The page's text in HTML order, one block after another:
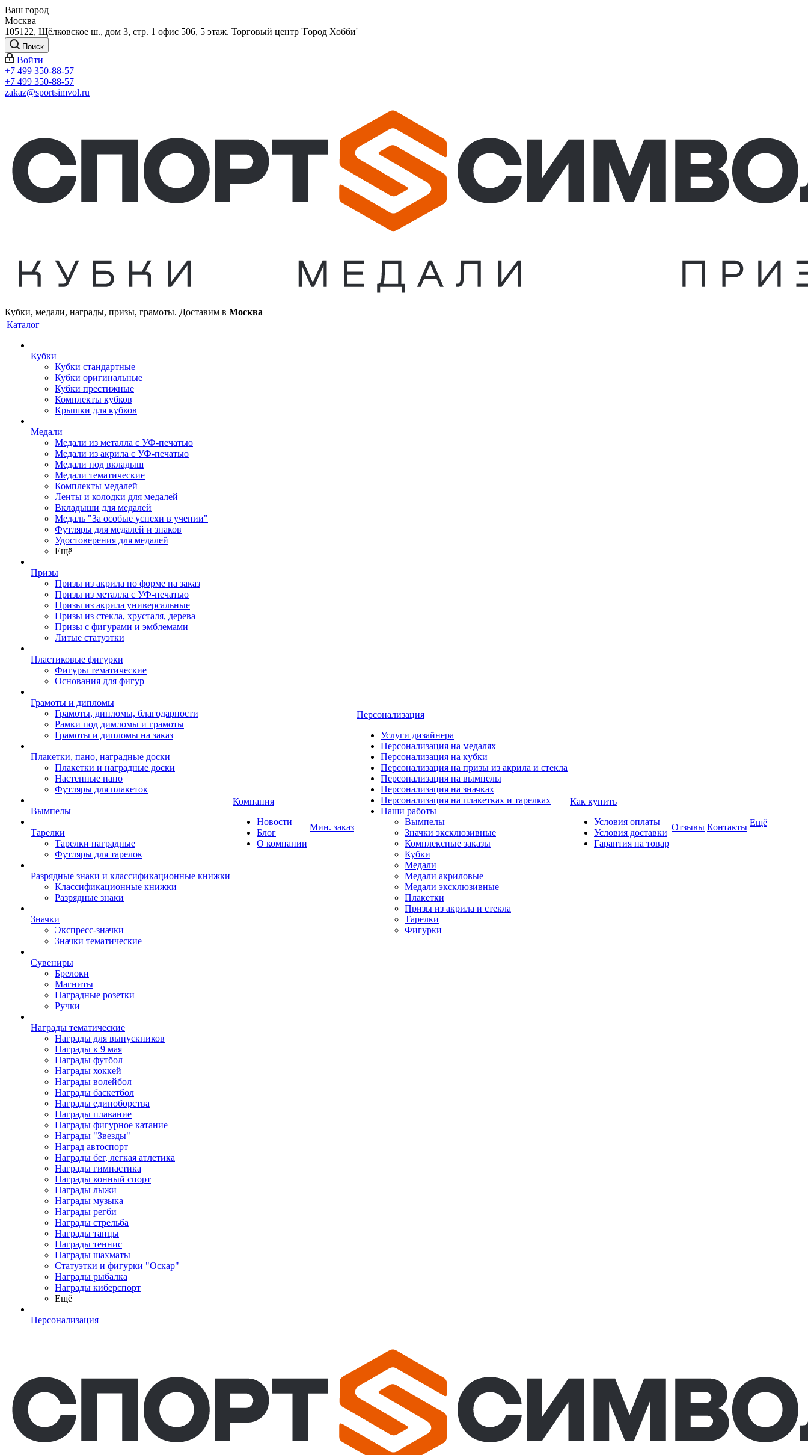
Ваш город
Москва
105122, Щёлковское ш., дом 3, стр. 1 офис 506, 5 этаж. Торговый центр 'Город Хобби'
Поиск
Войти
+7 499 350-88-57
+7 499 350-88-57
zakaz@sportsimvol.ru
Кубки, медали, награды, призы, грамоты. Доставим в Москва
Каталог
Кубки
Кубки стандартные
Кубки оригинальные
Кубки престижные
Комплекты кубков
Крышки для кубков
Медали
Медали из металла с УФ-печатью
Медали из акрила с УФ-печатью
Медали под вкладыш
Медали тематические
Комплекты медалей
Ленты и колодки для медалей
Вкладыши для медалей
Медаль "За особые успехи в учении"
Футляры для медалей и знаков
Удостоверения для медалей
Ещё
Призы
Призы из акрила по форме на заказ
Призы из металла с УФ-печатью
Призы из акрила универсальные
Призы из стекла, хрусталя, дерева
Призы с фигурами и эмблемами
Литые статуэтки
Пластиковые фигурки
Фигуры тематические
Основания для фигур
Грамоты и дипломы
Грамоты, дипломы, благодарности
Рамки под димломы и грамоты
Грамоты и дипломы на заказ
Плакетки, пано, наградные доски
Плакетки и наградные доски
Настенные пано
Футляры для плакеток
Вымпелы
Тарелки
Тарелки наградные
Футляры для тарелок
Разрядные знаки и классификационные книжки
Классификационные книжки
Разрядные знаки
Значки
Экспресс-значки
Значки тематические
Сувениры
Брелоки
Магниты
Наградные розетки
Ручки
Награды тематические
Награды для выпускников
Награды к 9 мая
Награды футбол
Награды хоккей
Награды волейбол
Награды баскетбол
Награды единоборства
Награды плавание
Награды фигурное катание
Награды "Звезды"
Наград автоспорт
Награды бег, легкая атлетика
Награды гимнастика
Награды конный спорт
Награды лыжи
Награды музыка
Награды регби
Награды стрельба
Награды танцы
Награды теннис
Награды шахматы
Статуэтки и фигурки "Оскар"
Награды рыбалка
Награды киберспорт
Ещё
Персонализация
Компания
Новости
Блог
О компании
Мин. заказ
Персонализация
Услуги дизайнера
Персонализация на медалях
Персонализация на кубки
Персонализация на призы из акрила и стекла
Персонализация на вымпелы
Персонализация на значках
Персонализация на плакетках и тарелках
Наши работы
Вымпелы
Значки эксклюзивные
Комплексные заказы
Кубки
Медали
Медали акриловые
Медали эксклюзивные
Плакетки
Призы из акрила и стекла
Тарелки
Фигурки
Как купить
Условия оплаты
Условия доставки
Гарантия на товар
Отзывы Контакты Ещё